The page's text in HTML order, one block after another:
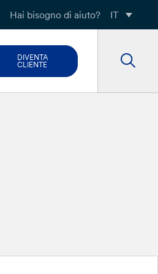
Hai bisogno di aiuto? IT
DIVENTA
CLIENTE